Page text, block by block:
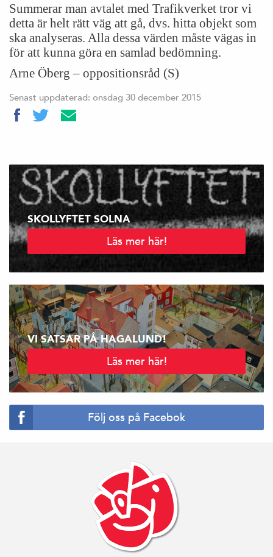
Summerar man avtalet med Trafikverket tror vi
detta är helt rätt väg att gå, dvs. hitta objekt som
ska analyseras. Alla dessa värden måste vägas in
för att kunna göra en samlad bedömning.
Arne Öberg – oppositionsråd (S)
Senast uppdaterad: onsdag 30 december 2015
SKOLLYFTET SOLNA
Läs mer här!
VI SATSAR PÅ HAGALUND!
Läs mer här!
Följ oss på Facebok